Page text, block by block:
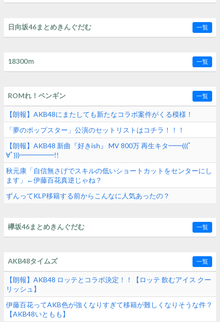
日向坂46まとめきんぐだむ 一覧
18300ｍ 一覧
ROMれ！ペンギン 一覧
【朗報】AKB48にまたしても新たなコラボ案件がくる模様！
「夢のポップスター」公演のセットリストはコチラ！！！
【朗報】AKB48 新曲『好きish』 MV 800万 再生キタ━━(((ﾟ
∀ﾟ)))━━━━━!!
秋元康「自信無さげでスキルの低いショートカットをセンターにし
ます」←伊藤百花真逆じゃね？
ずんってKLP移籍する前からこんなに人気あったの？
欅坂46まとめきんぐだむ 一覧
AKB48タイムズ 一覧
【朗報】AKB48 ロッテとコラボ決定！！【ロッテ 飲むアイス クー
リッシュ】
伊藤百花ってAKB色が強くなりすぎて移籍が難しくなりそうな件？
【AKB48いともも】